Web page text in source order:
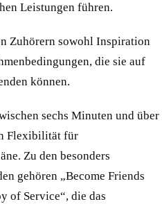
Leistungen führen.
Zuhörern sowohl Inspiration
die sie auf
können.
sechs Minuten und über
Flexibilität für
Zu den besonders
gehören „Become Friends
of Service“, die das